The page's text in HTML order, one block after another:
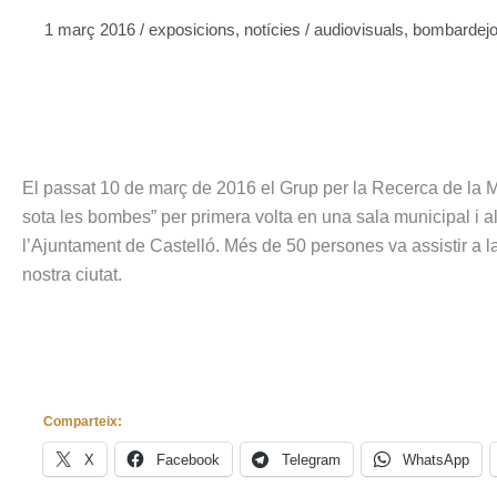
1 març 2016 / exposicions, notícies / audiovisuals,
El passat 10 de març de 2016 el Grup per la Recerca de
sota les bombes” per primera volta en una sala municipal i
l’Ajuntament de Castelló. Més de 50 persones va assistir
nostra ciutat.
Comparteix:
X Facebook Telegram WhatsApp